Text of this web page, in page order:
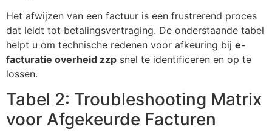
Het afwijzen van een factuur is een frustrerend proces
dat leidt tot betalingsvertraging. De onderstaande tabel
helpt u om technische redenen voor afkeuring bij e-
facturatie overheid zzp snel te identificeren en op te
lossen.
Tabel 2: Troubleshooting Matrix
voor Afgekeurde Facturen